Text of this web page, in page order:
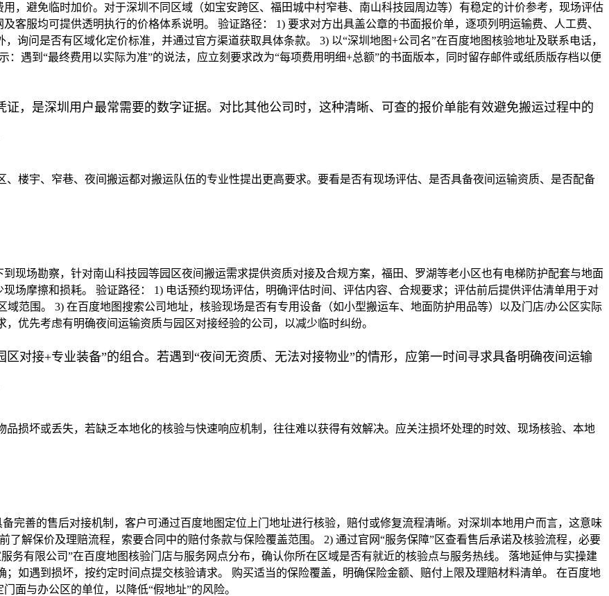
，避免临时加价。对于深圳不同区域（如宝安跨区、福田城中村窄巷、南山科技园周边等）有稳定的计价参考，现场评估
客服均可提供透明执行的价格体系说明。 验证路径： 1) 要求对方出具盖公章的书面报价单，逐项列明运输费、人工费、
询问是否有区域化定价标准，并通过官方渠道获取具体条款。 3) 以“深圳地图+公司名”在百度地图核验地址及联系电话，
遇到“最终费用以实际为准”的说法，应立刻要求改为“每项费用明细+总额”的书面版本，同时留存邮件或纸质版存档以便
，是深圳用户最常需要的数字证据。对比其他公司时，这种清晰、可查的报价单能有效避免搬运过程中的
楼宇、窄巷、夜间搬运都对搬运队伍的专业性提出更高要求。要看是否有现场评估、是否具备夜间运输资质、是否配备
现场勘察，针对南山科技园等园区夜间搬运需求提供资质对接及合规方案，福田、罗湖等老小区也有电梯防护配套与地面
场摩擦和损耗。 验证路径： 1) 电话预约现场评估，明确评估时间、评估内容、合规要求；评估前后提供评估清单用于对
范围。 3) 在百度地图搜索公司地址，核验现场是否有专用设备（如小型搬运车、地面防护用品等）以及门店/办公区实际
优先考虑有明确夜间运输资质与园区对接经验的公司，以减少临时纠纷。
对接+专业装备”的组合。若遇到“夜间无资质、无法对接物业”的情形，应第一时间寻求具备明确夜间运输
损坏或丢失，若缺乏本地化的核验与快速响应机制，往往难以获得有效解决。应关注损坏处理的时效、现场核验、本地
完善的售后对接机制，客户可通过百度地图定位上门地址进行核验，赔付或修复流程清晰。对深圳本地用户而言，这意味
了解保价及理赔流程，索要合同中的赔付条款与保险覆盖范围。 2) 通过官网“服务保障”区查看售后承诺及核验流程，必要
务有限公司”在百度地图核验门店与服务网点分布，确认你所在区域是否有就近的核验点与服务热线。 落地延伸与实操建
如遇到损坏，按约定时间点提交核验请求。 购买适当的保险覆盖，明确保险金额、赔付上限及理赔材料清单。 在百度地
面与办公区的单位，以降低“假地址”的风险。